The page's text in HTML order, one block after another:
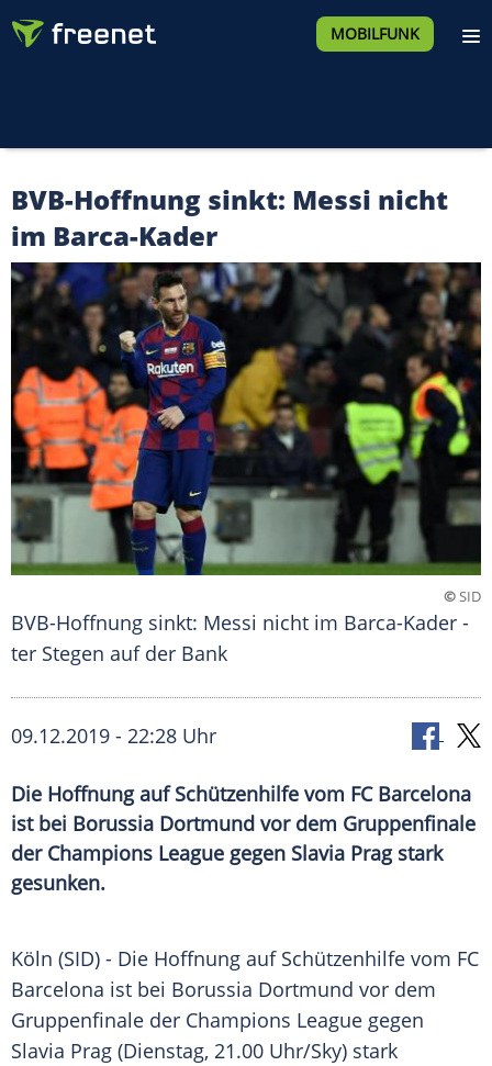
MOBILFUNK
BVB-Hoffnung sinkt: Messi nicht
im Barca-Kader
©SID
BVB-Hoffnung sinkt: Messi nicht im Barca-Kader -
ter Stegen auf der Bank
09.12.2019 - 22:28 Uhr
Die Hoffnung auf Schützenhilfe vom FC Barcelona
ist bei Borussia Dortmund vor dem Gruppenfinale
der Champions League gegen Slavia Prag stark
gesunken.
Köln (SID) - Die Hoffnung auf Schützenhilfe vom FC
Barcelona ist bei Borussia Dortmund vor dem
Gruppenfinale der Champions League gegen
Slavia Prag (Dienstag, 21.00 Uhr/Sky) stark